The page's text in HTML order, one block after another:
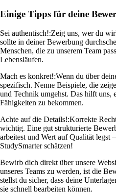
Einige Tipps für deine
Sei authentisch!:Zeig uns, wer du
sollte in deiner Bewerbung
Menschen, die zu unserem Team
Lebensläufen.
Mach es konkret!:Wenn du über
spezifisch. Nenne Beispiele, die
und Technik umgehst. Das hilft uns,
Fähigkeiten zu bekommen.
Achte auf die Details!:Korrekte
wichtig. Eine gut strukturierte
arbeitest und Wert auf Qualität legst
StudySmarter schätzen!
Bewirb dich direkt über unsere
unseres Teams zu werden, ist die
stellst du sicher, dass deine
sie schnell bearbeiten können.